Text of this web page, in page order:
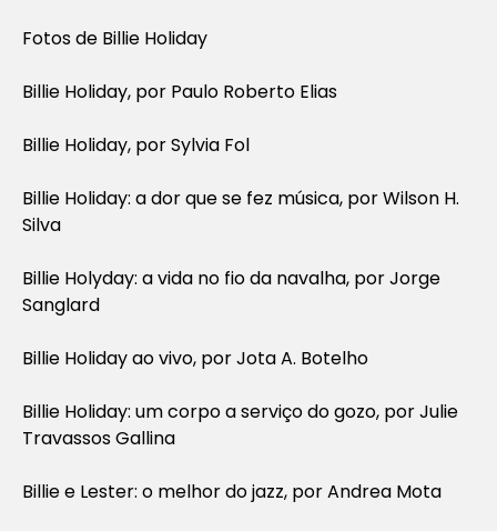
Fotos de Billie Holiday
Billie Holiday, por Paulo Roberto Elias
Billie Holiday, por Sylvia Fol
Billie Holiday: a dor que se fez música, por Wilson H.
Silva
Billie Holyday: a vida no fio da navalha, por Jorge
Sanglard
Billie Holiday ao vivo, por Jota A. Botelho
Billie Holiday: um corpo a serviço do gozo, por Julie
Travassos Gallina
Billie e Lester: o melhor do jazz, por Andrea Mota